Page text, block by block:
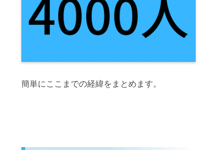
簡単にここまでの経緯をまとめます。